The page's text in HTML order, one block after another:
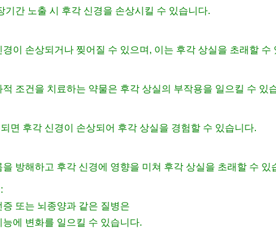
기간 노출 시 후각 신경을 손상시킬 수 있습니다.
이 손상되거나 찢어질 수 있으며, 이는 후각 상실을 초래할 수
조건을 치료하는 약물은 후각 상실의 부작용을 일으킬 수 있
면 후각 신경이 손상되어 후각 상실을 경험할 수 있습니다.
방해하고 후각 신경에 영향을 미쳐 후각 상실을 초래할 수 있
:
또는 뇌종양과 같은 질병은
에 변화를 일으킬 수 있습니다.